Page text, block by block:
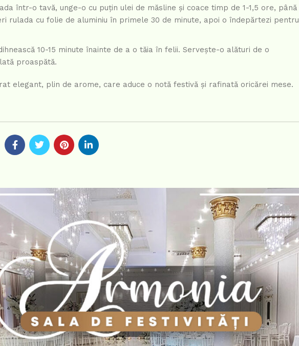
într-o tavă, unge-o cu puțin ulei de măsline și coace timp de 1-1,5 ore, până
rulada cu folie de aluminiu în primele 30 de minute, apoi o îndepărtezi pentru
10-15 minute înainte de a o tăia în felii. Servește-o alături de o
proaspătă.
elegant, plin de arome, care aduce o notă festivă și rafinată oricărei mese.